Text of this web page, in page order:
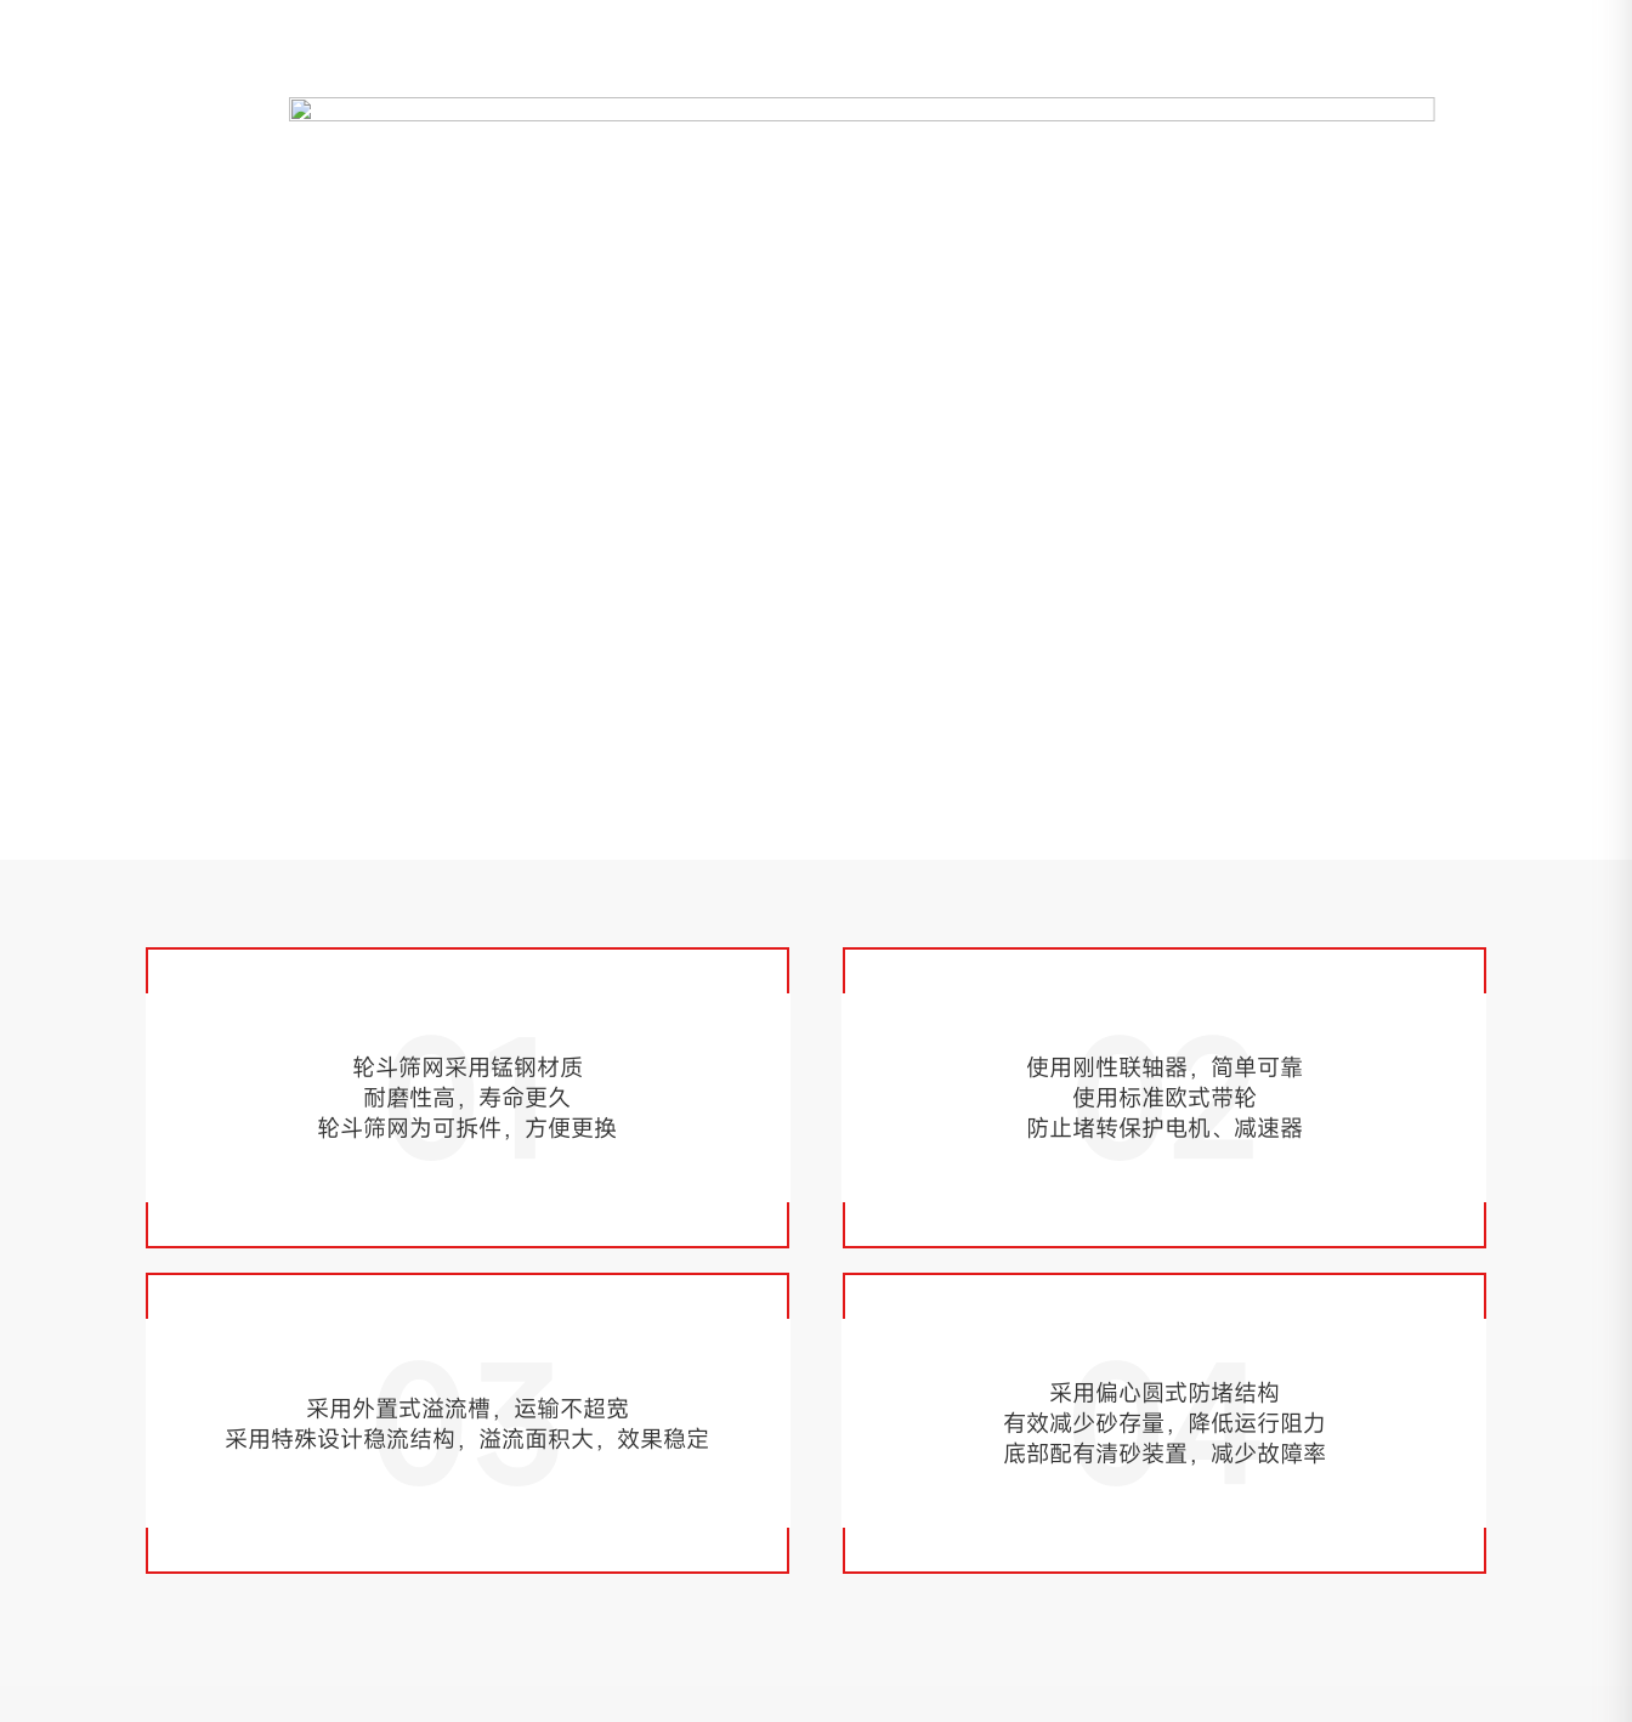
01
轮斗筛网采用锰钢材质
耐磨性高，寿命更久
轮斗筛网为可拆件，方便更换
02
使用刚性联轴器，简单可靠
使用标准欧式带轮
防止堵转保护电机、减速器
03
采用外置式溢流槽，运输不超宽
采用特殊设计稳流结构，溢流面积大，效果稳定
04
采用偏心圆式防堵结构
有效减少砂存量，降低运行阻力
底部配有清砂装置，减少故障率